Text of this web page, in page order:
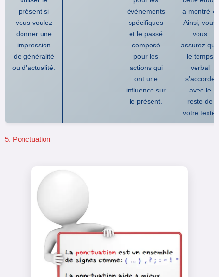
présent si
vous voulez
donner une
impression
de généralité
ou d’actualité.
événements
spécifiques
et le passé
composé
pour les
actions qui
ont une
influence sur
le présent.
a montré ».
Ainsi, vous
vous
assurez que
le temps
verbal
s’accorde
avec le
reste de
votre texte.
5. Ponctuation